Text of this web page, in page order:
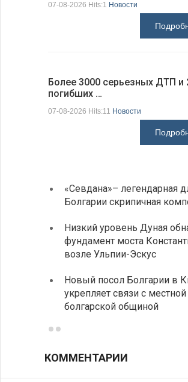
07-08-2026 Hits:1 Новости
Более 3000 серьезных ДТП и
погибших …
07-08-2026 Hits:11 Новости
«Севдана»– легендарная
Болгарии скрипичная
Низкий уровень Дуная
фундамент моста
возле Ульпии-Эскус
Новый посол Болгарии в
укрепляет связи с местной
болгарской общиной
КОММЕНТАРИИ